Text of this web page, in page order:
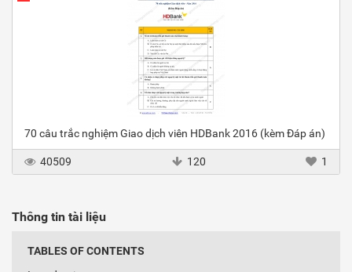
70 câu trắc nghiệm Giao dịch viên HDBank 2016 (kèm Đáp án)
40509 120 1
Thông tin tài liệu
TABLES OF CONTENTS